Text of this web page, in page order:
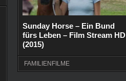
Sunday Horse – Ein Bund
fürs Leben – Film Stream HD
(2015)
FAMILIENFILME